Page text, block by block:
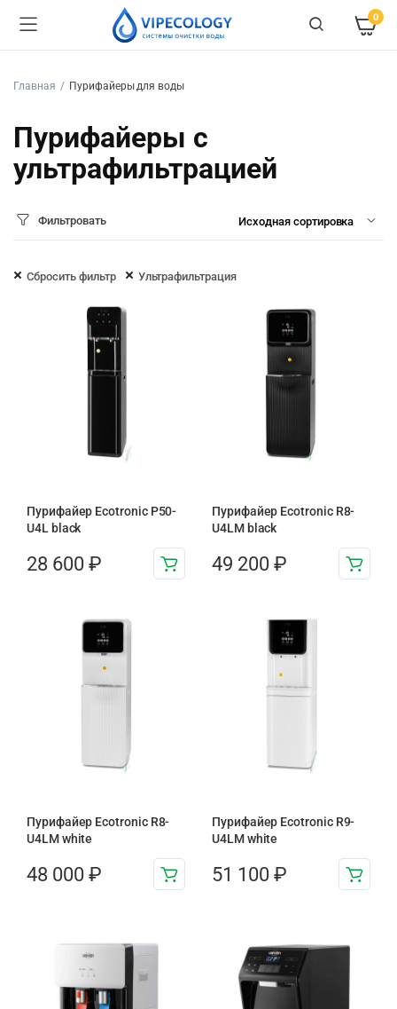
0
Главная Пурифайеры для воды
Пурифайеры с
ультрафильтрацией
Фильтровать
Сбросить фильтр Ультрафильтрация
Пурифайер Ecotronic P50-
U4L black
28 600 ₽
Пурифайер Ecotronic R8-
U4LM black
49 200 ₽
Пурифайер Ecotronic R8-
U4LM white
48 000 ₽
Пурифайер Ecotronic R9-
U4LM white
51 100 ₽